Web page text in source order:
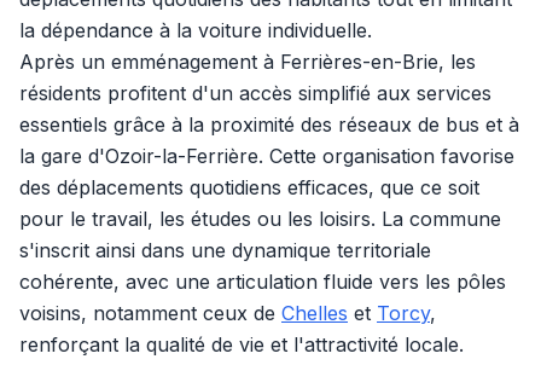
la dépendance à la voiture individuelle.
Après un emménagement à Ferrières-en-Brie, les
résidents profitent d'un accès simplifié aux services
essentiels grâce à la proximité des réseaux de bus et à
la gare d'Ozoir-la-Ferrière. Cette organisation favorise
des déplacements quotidiens efficaces, que ce soit
pour le travail, les études ou les loisirs. La commune
s'inscrit ainsi dans une dynamique territoriale
cohérente, avec une articulation fluide vers les pôles
voisins, notamment ceux de Chelles et Torcy,
renforçant la qualité de vie et l'attractivité locale.